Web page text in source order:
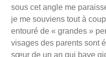
sous cet angle me
je me souviens tout à
entouré de « grandes »
visages des parents sont
sœur de un an qui bave